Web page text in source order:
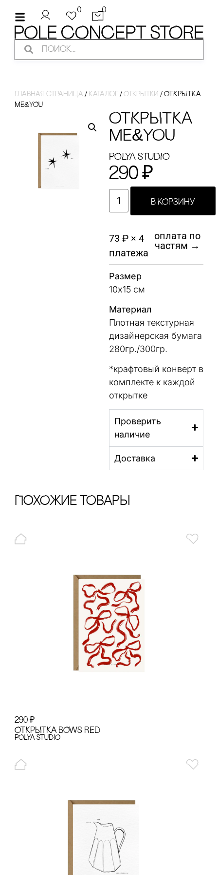
0 0
Главная страница / Каталог / Открытки / ОТКРЫТКА
ME&YOU
ОТКРЫТКА
ME&YOU
POLYA STUDIO
290 ₽
В КОРЗИНУ
73 ₽ × 4
платежа
оплата по
частям →
Размер
10х15 см
Материал
Плотная текстурная
дизайнерская бумага
280гр./300гр.
*крафтовый конверт в
комплекте к каждой
открытке
Проверить
наличие
Доставка
ПохОжИе тОваРы
290 ₽
ОТКРЫТКА BOWS RED
POLYA STUDIO